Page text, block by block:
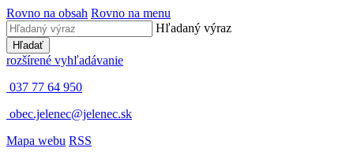
Rovno na obsah Rovno na menu
Hľadaný výraz
Hľadať
rozšírené vyhľadávanie
037 77 64 950
obec.jelenec@jelenec.sk
Mapa webu RSS